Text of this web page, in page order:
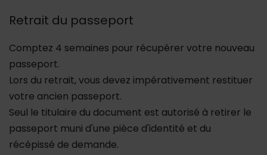
Retrait du passeport
Comptez 4 semaines pour récupérer votre nouveau
passeport.
Lors du retrait, vous devez impérativement restituer
votre ancien passeport.
Seul le titulaire du document est autorisé à retirer le
passeport muni d'une pièce d'identité et du
récépissé de demande.